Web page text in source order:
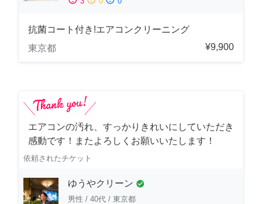
抗菌コート付き!エアコンクリーニング
東京都
¥9,900
エアコンの汚れ、すっかりきれいにしていただき
感動です！またよろしくお願いいたします！
依頼されたチケット
ゆうやクリーン check_circle
男性 / 40代 / 東京都